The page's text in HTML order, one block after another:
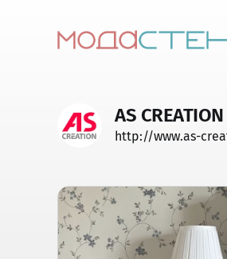
AS CREATION
http://www.as-